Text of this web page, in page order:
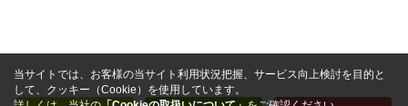
当サイトでは、お客様の当サイト利用状況把握、サービス向上検討を目的と
して、クッキー（Cookie）を使用しています。